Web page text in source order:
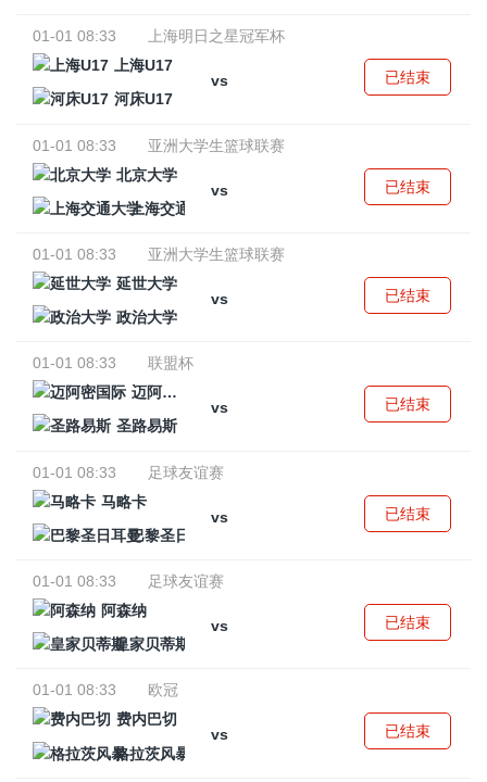
01-01 08:33
上海明日之星冠军杯
上海U17
vs
河床U17
已结束
01-01 08:33
亚洲大学生篮球联赛
北京大学
vs
上海交通大学
已结束
01-01 08:33
亚洲大学生篮球联赛
延世大学
vs
政治大学
已结束
01-01 08:33
联盟杯
迈阿密国际
vs
圣路易斯
已结束
01-01 08:33
足球友谊赛
马略卡
vs
巴黎圣日耳曼
已结束
01-01 08:33
足球友谊赛
阿森纳
vs
皇家贝蒂斯
已结束
01-01 08:33
欧冠
费内巴切
vs
格拉茨风暴
已结束